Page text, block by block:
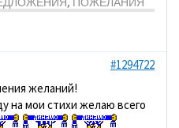
#1294722
желаний!
на мои стихи желаю всего